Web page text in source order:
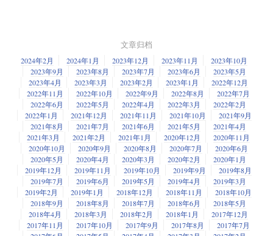
文章归档
2024年2月 2024年1月 2023年12月 2023年11月
2023年10月
2023年9月
2023年8月 2023年7月 2023年6月
2023年5月
2023年4月
2023年3月 2023年2月 2023年1月
2022年12月
2022年11月
2022年10月 2022年9月 2022年8月
2022年7月
2022年6月
2022年5月 2022年4月 2022年3月
2022年2月
2022年1月
2021年12月 2021年11月 2021年10月
2021年9月
2021年8月
2021年7月 2021年6月 2021年5月
2021年4月
2021年3月
2021年2月 2021年1月 2020年12月
2020年11月
2020年10月
2020年9月 2020年8月 2020年7月
2020年6月
2020年5月
2020年4月 2020年3月 2020年2月
2020年1月
2019年12月
2019年11月 2019年10月 2019年9月
2019年8月
2019年7月
2019年6月 2019年5月 2019年4月
2019年3月
2019年2月
2019年1月 2018年12月 2018年11月
2018年10月
2018年9月
2018年8月 2018年7月 2018年6月
2018年5月
2018年4月
2018年3月 2018年2月 2018年1月
2017年12月
2017年11月
2017年10月 2017年9月 2017年8月
2017年7月